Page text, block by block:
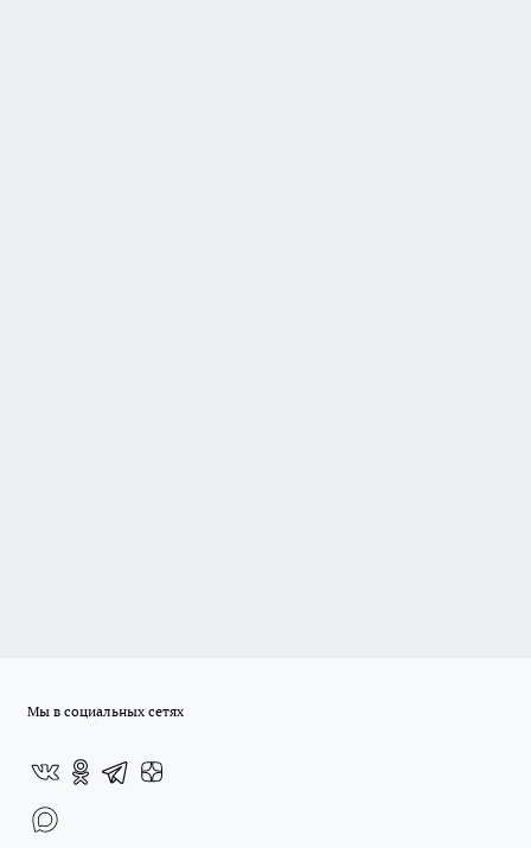
Мы в социальных сетях